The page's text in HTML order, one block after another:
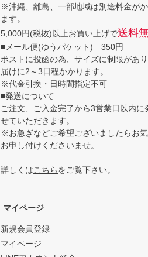
※沖縄、離島、一部地域は別途料金がか
ます。
5,000円(税抜)以上お買い上げで送料
■メール便(ゆうパケット) 350円
ポストに投函の為、サイズに制限があ
届けに2～3日程かかります。
※代金引換・日時間指定不可
■発送について
ご注文、ご入金完了から3営業日以内に
せていただきます。
※お急ぎなどご希望ございましたらお
お申し付けくださいませ。
詳しくはこちらをご覧下さい。
マイページ
新規会員登録
マイページ